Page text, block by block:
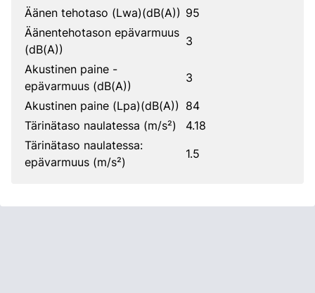
Äänen tehotaso (Lwa)(dB(A)) 95
Äänentehotason epävarmuus
(dB(A))
3
Akustinen paine -
epävarmuus (dB(A))
3
Akustinen paine (Lpa)(dB(A)) 84
Tärinätaso naulatessa (m/s²)
4.18
Tärinätaso naulatessa:
epävarmuus (m/s²)
1.5